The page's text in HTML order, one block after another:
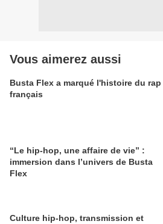
Vous aimerez aussi
Busta Flex a marqué l'histoire du rap
français
“Le hip-hop, une affaire de vie” :
immersion dans l’univers de Busta
Flex
Culture hip-hop, transmission et